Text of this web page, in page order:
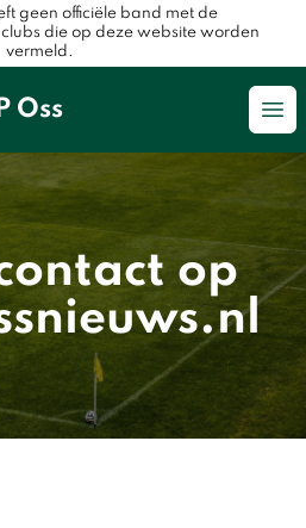
geen officiële band met de
die op deze website worden
vermeld.
Oss
op